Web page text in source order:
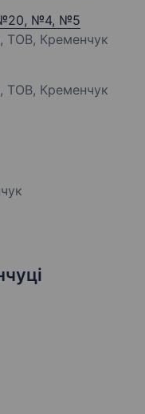
№20, №4, №5
ТОВ, Кременчук
ТОВ, Кременчук